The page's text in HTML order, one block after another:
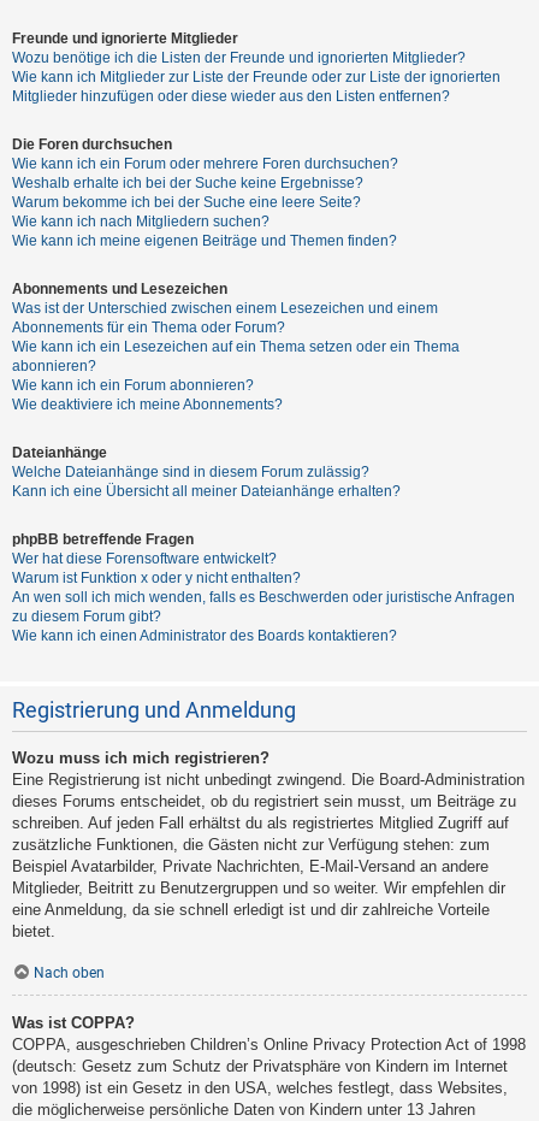
Freunde und ignorierte Mitglieder
Wozu benötige ich die Listen der Freunde und ignorierten Mitglieder?
Wie kann ich Mitglieder zur Liste der Freunde oder zur Liste der ignorierten
Mitglieder hinzufügen oder diese wieder aus den Listen entfernen?
Die Foren durchsuchen
Wie kann ich ein Forum oder mehrere Foren durchsuchen?
Weshalb erhalte ich bei der Suche keine Ergebnisse?
Warum bekomme ich bei der Suche eine leere Seite?
Wie kann ich nach Mitgliedern suchen?
Wie kann ich meine eigenen Beiträge und Themen finden?
Abonnements und Lesezeichen
Was ist der Unterschied zwischen einem Lesezeichen und einem
Abonnements für ein Thema oder Forum?
Wie kann ich ein Lesezeichen auf ein Thema setzen oder ein Thema
abonnieren?
Wie kann ich ein Forum abonnieren?
Wie deaktiviere ich meine Abonnements?
Dateianhänge
Welche Dateianhänge sind in diesem Forum zulässig?
Kann ich eine Übersicht all meiner Dateianhänge erhalten?
phpBB betreffende Fragen
Wer hat diese Forensoftware entwickelt?
Warum ist Funktion x oder y nicht enthalten?
An wen soll ich mich wenden, falls es Beschwerden oder juristische Anfragen
zu diesem Forum gibt?
Wie kann ich einen Administrator des Boards kontaktieren?
Registrierung und Anmeldung
Wozu muss ich mich registrieren?
Eine Registrierung ist nicht unbedingt zwingend. Die Board-Administration
dieses Forums entscheidet, ob du registriert sein musst, um Beiträge zu
schreiben. Auf jeden Fall erhältst du als registriertes Mitglied Zugriff auf
zusätzliche Funktionen, die Gästen nicht zur Verfügung stehen: zum
Beispiel Avatarbilder, Private Nachrichten, E-Mail-Versand an andere
Mitglieder, Beitritt zu Benutzergruppen und so weiter. Wir empfehlen dir
eine Anmeldung, da sie schnell erledigt ist und dir zahlreiche Vorteile
bietet.
Nach oben
Was ist COPPA?
COPPA, ausgeschrieben Children’s Online Privacy Protection Act of 1998
(deutsch: Gesetz zum Schutz der Privatsphäre von Kindern im Internet
von 1998) ist ein Gesetz in den USA, welches festlegt, dass Websites,
die möglicherweise persönliche Daten von Kindern unter 13 Jahren